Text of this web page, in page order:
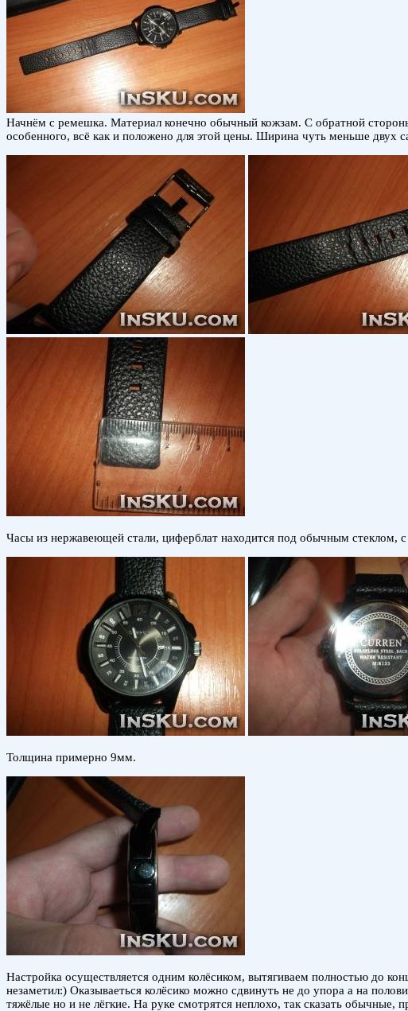
Начнём с ремешка. Материал конечно обычный кожзам. С обратной
особенного, всё как и положено для этой цены. Ширина чуть меньше двух
Часы из нержавеющей стали, циферблат находится под обычным стеклом,
Толщина примерно 9мм.
Настройка осуществляется одним колёсиком, вытягиваем полностью до
незаметил:) Оказываеться колёсико можно сдвинуть не до упора а на
тяжёлые но и не лёгкие. На руке смотрятся неплохо, так сказать обычные,